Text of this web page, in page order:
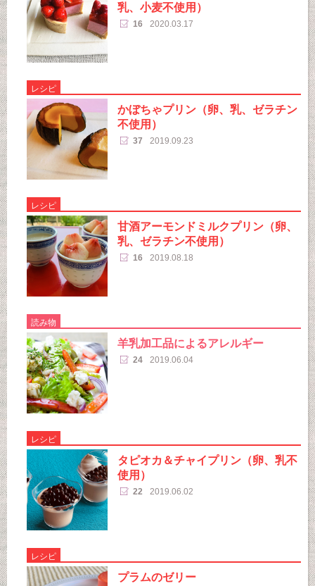
乳、小麦不使用）
16 2020.03.17
レシピ
かぼちゃプリン（卵、乳、ゼラチン
不使用）
37 2019.09.23
レシピ
甘酒アーモンドミルクプリン（卵、
乳、ゼラチン不使用）
16 2019.08.18
読み物
羊乳加工品によるアレルギー
24 2019.06.04
レシピ
タピオカ＆チャイプリン（卵、乳不
使用）
22 2019.06.02
レシピ
プラムのゼリー